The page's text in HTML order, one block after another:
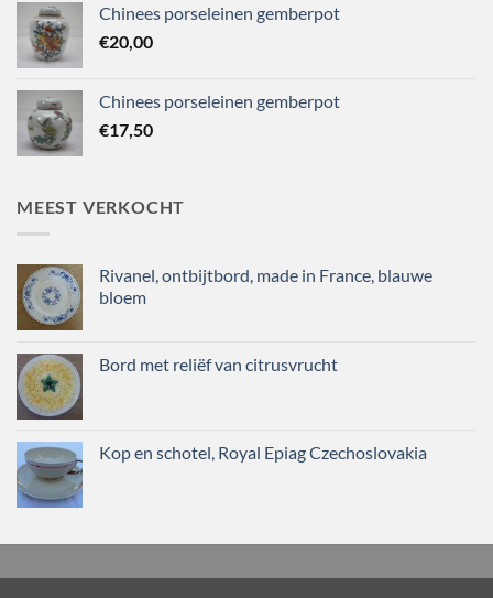
Chinees porseleinen gemberpot
€20,00
Chinees porseleinen gemberpot
€17,50
MEEST VERKOCHT
Rivanel, ontbijtbord, made in France, blauwe
bloem
Bord met reliëf van citrusvrucht
Kop en schotel, Royal Epiag Czechoslovakia